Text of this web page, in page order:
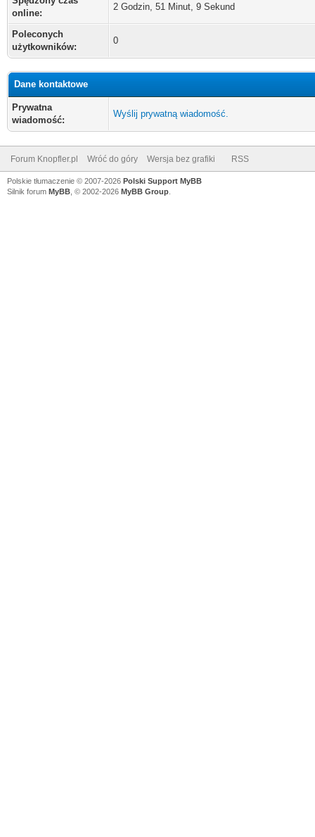
online:
2 Godzin, 51 Minut, 9 Sekund
Poleconych
użytkowników:
0
Dane kontaktowe
Prywatna
wiadomość:
Wyślij prywatną wiadomość.
Forum Knopfler.pl Wróć do góry Wersja bez grafiki RSS
Polskie tłumaczenie © 2007-2026 Polski Support MyBB
Silnik forum MyBB , © 2002-2026 MyBB Group